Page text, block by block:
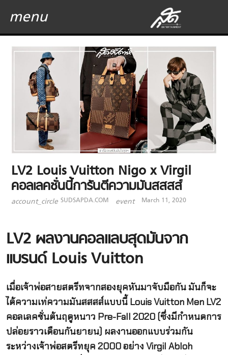
menu
LV2 Louis Vuitton Nigo x Virgil
คอลเลคชั่นนี้การันตีความมันสสสส์
account_circle SUDSAPDA.COM event March 11, 2020
LV2 ผลงานคอลแลบสุดมันจาก
แบรนด์ Louis Vuitton
เมื่อเจ้าพ่อสายสตรีทจากสองยุคหันมาจับมือกัน มันก็จะ
ได้ความเท่ความมันสสสส์แบบนี้ Louis Vuitton Men LV2
คอลเลคชั่นต้นฤดูหนาว Pre-Fall 2020 (ซึ่งมีกำหนดการ
ปล่อยราวเดือนกันยายน) ผลงานออกแบบร่วมกัน
ระหว่างเจ้าพ่อสตรีทยุค 2000 อย่าง Virgil Abloh